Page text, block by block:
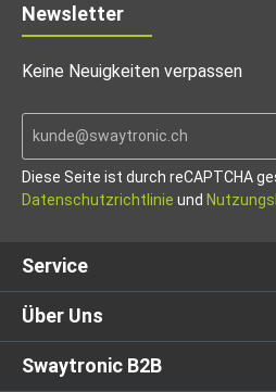
Newsletter
Keine Neuigkeiten verpassen
Diese Seite ist durch reCAPTCHA
Datenschutzrichtlinie und
Service
Über Uns
Swaytronic B2B